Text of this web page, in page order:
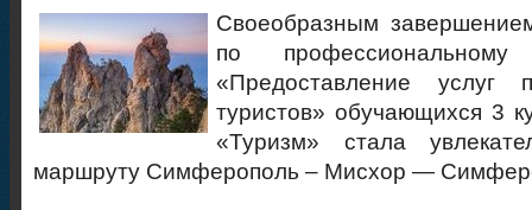
Своеобразным
по
«Предоставление услуг
туристов» обучающихся 3
«Туризм» стала
маршруту Симферополь – Мисхор —